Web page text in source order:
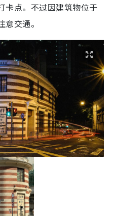
卡点。不过因建筑物位于
交通。